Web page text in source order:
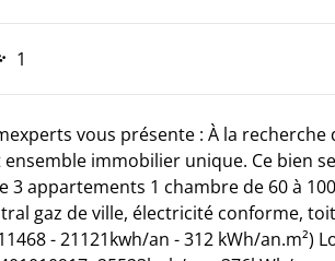
1
vous présente : À la
immobilier unique. Ce bien
3 appartements 1 chambre de 60 à
gaz de ville, électricité conforme,
- 21121kwh/an - 312 kWh/an.m²)